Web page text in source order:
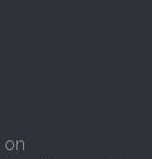
on